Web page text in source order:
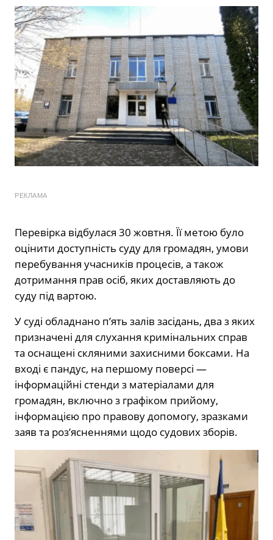
РЕКЛАМА
Перевірка відбулася 30 жовтня. Її метою було
оцінити доступність суду для громадян, умови
перебування учасників процесів, а також
дотримання прав осіб, яких доставляють до
суду під вартою.
У суді обладнано п’ять залів засідань, два з яких
призначені для слухання кримінальних справ
та оснащені скляними захисними боксами. На
вході є пандус, на першому поверсі —
інформаційні стенди з матеріалами для
громадян, включно з графіком прийому,
інформацією про правову допомогу, зразками
заяв та роз’ясненнями щодо судових зборів.